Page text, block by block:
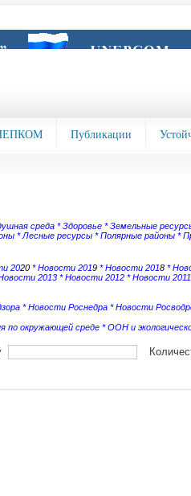
Публикации
среда *Здоровье *Земельные
*Лесные ресурсы *Полярные районы *
2020*Новости 2019*Новости 2018*
2013 *Новости 2012*Новости 2011
*Новости Роснедра*Новости
по окружающей среде*ООН и